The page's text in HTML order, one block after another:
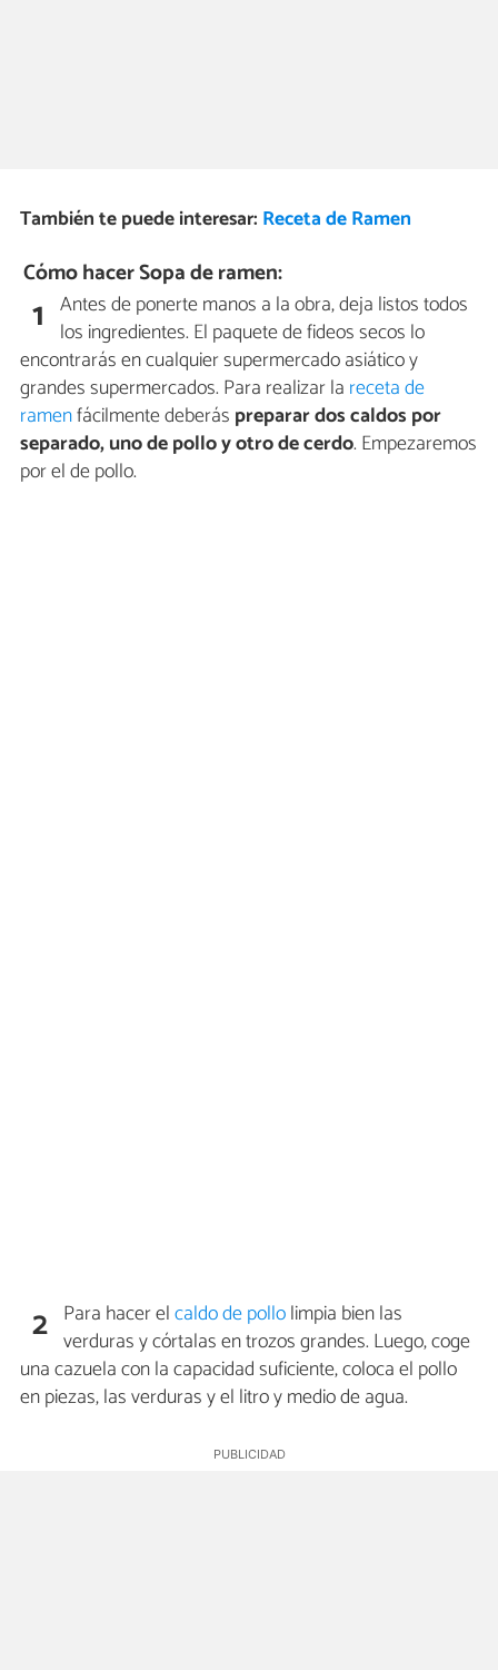
También te puede interesar: Receta de Ramen
Cómo hacer Sopa de ramen:
1 Antes de ponerte manos a la obra, deja listos todos
los ingredientes. El paquete de fideos secos lo
encontrarás en cualquier supermercado asiático y
grandes supermercados. Para realizar la receta de
ramenfácilmente deberás preparar dos caldos por
separado, uno de pollo y otro de cerdo. Empezaremos
por el de pollo.
2 Para hacer elcaldo de pollolimpia bien las
verduras y córtalas en trozos grandes. Luego, coge
una cazuela con la capacidad suficiente, coloca el pollo
en piezas, las verduras y el litro y medio de agua.